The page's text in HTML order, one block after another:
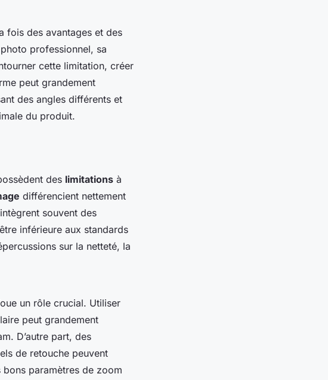
fois des avantages et des
professionnel, sa
cette limitation, créer
peut grandement
des angles différents et
du produit.
des limitations à
différencient nettement
souvent des
inférieure aux standards
sur la netteté, la
un rôle crucial. Utiliser
peut grandement
D’autre part, des
de retouche peuvent
paramètres de zoom